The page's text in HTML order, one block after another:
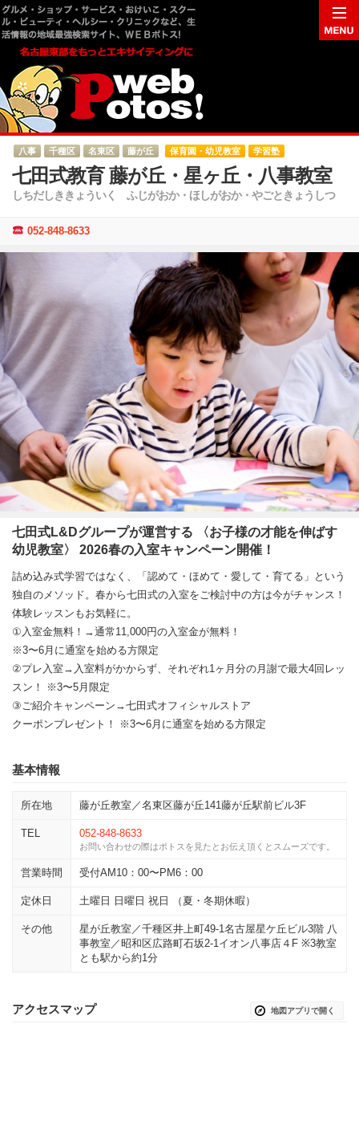
八事 千種区 名東区 藤が丘 保育園・幼児教室 学習塾
七田式教育 藤が丘・星ヶ丘・八事教室
しちだしききょういく ふじがおか・ほしがおか・やごときょうしつ
052-848-8633
七田式L&Dグループが運営する 〈お子様の才能を伸ばす
幼児教室〉 2026春の入室キャンペーン開催！
詰め込み式学習ではなく、「認めて・ほめて・愛して・育てる」という
独自のメソッド。春から七田式の入室をご検討中の方は今がチャンス！
体験レッスンもお気軽に。
①入室金無料！→通常11,000円の入室金が無料！
※3〜6月に通室を始める方限定
②プレ入室→入室料がかからず、それぞれ1ヶ月分の月謝で最大4回レッ
スン！ ※3〜5月限定
③ご紹介キャンペーン→七田式オフィシャルストア
クーポンプレゼント！ ※3〜6月に通室を始める方限定
基本情報
所在地 藤が丘教室／名東区藤が丘141藤が丘駅前ビル3F
TEL 052-848-8633
お問い合わせの際はポトスを見たとお伝え頂くとスムーズです。
営業時間 受付AM10：00〜PM6：00
定休日 土曜日 日曜日 祝日 （夏・冬期休暇）
その他
星が丘教室／千種区井上町49-1名古屋星ケ丘ビル3階 八
事教室／昭和区広路町石坂2-1イオン八事店４F ※3教室
とも駅から約1分
アクセスマップ 地図アプリで開く